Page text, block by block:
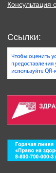
Консультация
Ссылки: